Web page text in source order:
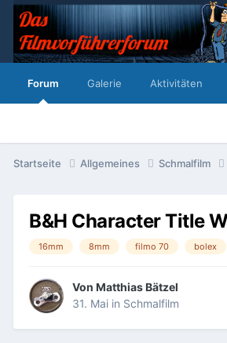
Forum Galerie Aktivitäten
Startseite Allgemeines Schmalfilm
B&H Character Title
16mm 8mm filmo 70 bolex
Von Matthias Bätzel
31. Mai in Schmalfilm